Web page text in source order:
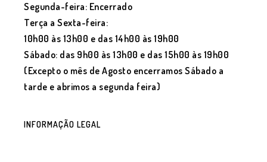
Segunda-feira: Encerrado
Terça a Sexta-feira:
10h00 às 13h00 e das 14h00 às 19h00
Sábado: das 9h00 às 13h00 e das 15h00 às 19h00
(Excepto o mês de Agosto encerramos Sábado a
tarde e abrimos a segunda feira)
INFORMAÇÃO LEGAL